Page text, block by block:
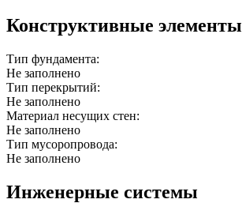
Конструктивные элементы
Тип фундамента:
Не заполнено
Тип перекрытий:
Не заполнено
Материал несущих стен:
Не заполнено
Тип мусоропровода:
Не заполнено
Инженерные системы